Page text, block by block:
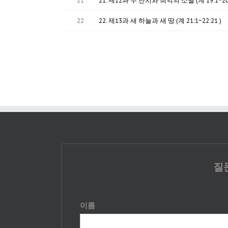
22 22. 제13과 새 하늘과 새 땅 (계 21:1~22:21 )
질
이름